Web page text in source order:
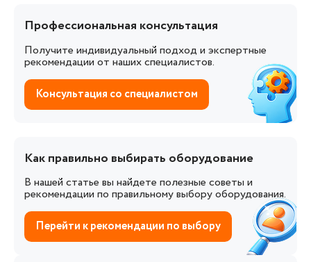
Профессиональная консультация
Получите индивидуальный подход и экспертные
рекомендации от наших специалистов.
Консультация со специалистом
Как правильно выбирать оборудование
В нашей статье вы найдете полезные советы и
рекомендации по правильному выбору оборудования.
Перейти к рекомендации по выбору